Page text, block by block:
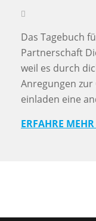
Das Tagebuch
Partnerschaft
weil es durch
Anregungen
einladen eine
ERFAHRE